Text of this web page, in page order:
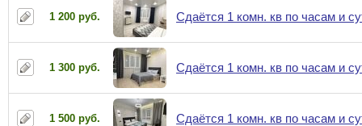
1 200 руб. Сдаётся 1 комн. кв по часам и
1 300 руб. Сдаётся 1 комн. кв по часам и
1 500 руб. Сдаётся 1 комн. кв по часам и